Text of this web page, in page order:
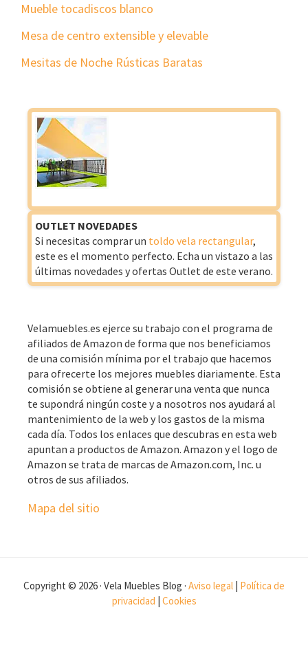
Mueble tocadiscos blanco
Mesa de centro extensible y elevable
Mesitas de Noche Rústicas Baratas
OUTLET NOVEDADES
Si necesitas comprar un toldo vela rectangular,
este es el momento perfecto. Echa un vistazo a las
últimas novedades y ofertas Outlet de este verano.
Velamuebles.es ejerce su trabajo con el programa de
afiliados de Amazon de forma que nos beneficiamos
de una comisión mínima por el trabajo que hacemos
para ofrecerte los mejores muebles diariamente. Esta
comisión se obtiene al generar una venta que nunca
te supondrá ningún coste y a nosotros nos ayudará al
mantenimiento de la web y los gastos de la misma
cada día. Todos los enlaces que descubras en esta web
apuntan a productos de Amazon. Amazon y el logo de
Amazon se trata de marcas de Amazon.com, Inc. u
otros de sus afiliados.
Mapa del sitio
Copyright © 2026 · Vela Muebles Blog · Aviso legal | Política de
privacidad | Cookies